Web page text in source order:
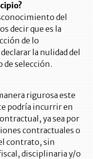
del
decir que es la
de lo
la nulidad del
de selección.
rigurosa este
podría incurrir en
ya sea por
contractuales o
contrato, sin
disciplinaria y/o